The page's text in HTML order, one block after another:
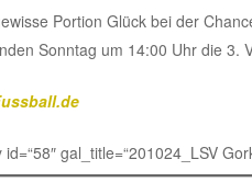
Portion Glück bei der
Sonntag um 14:00 Uhr die 3.
gal_title=“201024_LSV